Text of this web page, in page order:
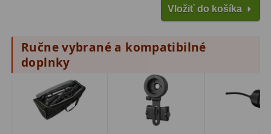
Vložiť do košíka
Ručne vybrané a kompatibilné
doplnky